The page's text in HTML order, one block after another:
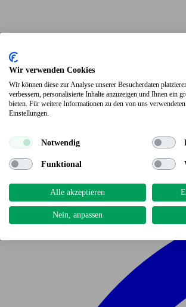
Wir verwenden Cookies
Wir können diese zur Analyse unserer Besucherdaten
verbessern, personalisierte Inhalte anzuzeigen und Ihnen ein
bieten. Für weitere Informationen zu den von uns
Einstellungen.
Notwendig
Funktional
Alle akzeptieren
Nein, anpassen